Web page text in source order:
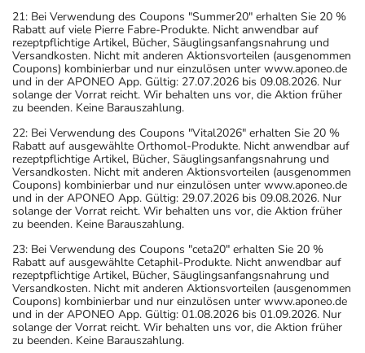
21: Bei Verwendung des Coupons "Summer20" erhalten Sie 20 %
Rabatt auf viele Pierre Fabre-Produkte. Nicht anwendbar auf
rezeptpflichtige Artikel, Bücher, Säuglingsanfangsnahrung und
Versandkosten. Nicht mit anderen Aktionsvorteilen (ausgenommen
Coupons) kombinierbar und nur einzulösen unter www.aponeo.de
und in der APONEO App. Gültig: 27.07.2026 bis 09.08.2026. Nur
solange der Vorrat reicht. Wir behalten uns vor, die Aktion früher
zu beenden. Keine Barauszahlung.
22: Bei Verwendung des Coupons "Vital2026" erhalten Sie 20 %
Rabatt auf ausgewählte Orthomol-Produkte. Nicht anwendbar auf
rezeptpflichtige Artikel, Bücher, Säuglingsanfangsnahrung und
Versandkosten. Nicht mit anderen Aktionsvorteilen (ausgenommen
Coupons) kombinierbar und nur einzulösen unter www.aponeo.de
und in der APONEO App. Gültig: 29.07.2026 bis 09.08.2026. Nur
solange der Vorrat reicht. Wir behalten uns vor, die Aktion früher
zu beenden. Keine Barauszahlung.
23: Bei Verwendung des Coupons "ceta20" erhalten Sie 20 %
Rabatt auf ausgewählte Cetaphil-Produkte. Nicht anwendbar auf
rezeptpflichtige Artikel, Bücher, Säuglingsanfangsnahrung und
Versandkosten. Nicht mit anderen Aktionsvorteilen (ausgenommen
Coupons) kombinierbar und nur einzulösen unter www.aponeo.de
und in der APONEO App. Gültig: 01.08.2026 bis 01.09.2026. Nur
solange der Vorrat reicht. Wir behalten uns vor, die Aktion früher
zu beenden. Keine Barauszahlung.